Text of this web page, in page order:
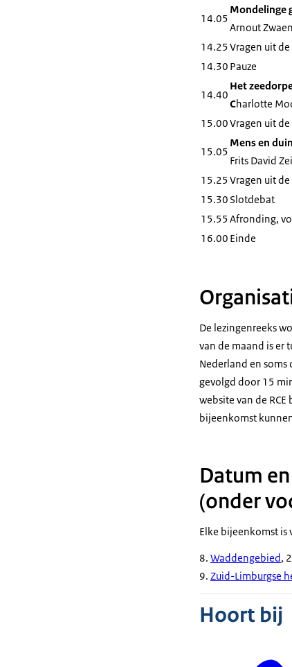
14.05
Mondelinge
Arnout
14.25Vragen uit
14.30 Pauze
14.40
Het
Charlotte
15.00Vragen uit
15.05
Mens en
Frits David
15.25Vragen uit
15.30Slotdebat
15.55Afronding,
16.00 Einde
De lezingenreeks
van de maand is er
Nederland en
gevolgd door 15
website van de
bijeenkomst
Datum
(onder
Elke bijeenkomst
8. Waddengebied,
9. Zuid-Limburgse
Hoort bij